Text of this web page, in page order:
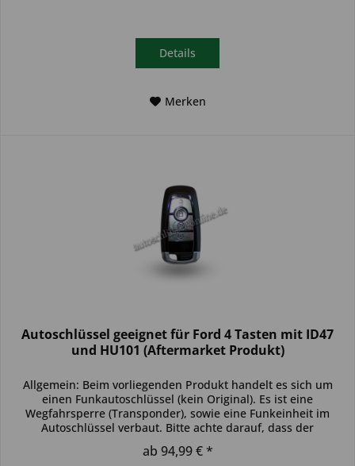
Details
Merken
Autoschlüssel geeignet für Ford 4 Tasten mit ID47
und HU101 (Aftermarket Produkt)
Allgemein: Beim vorliegenden Produkt handelt es sich um
einen Funkautoschlüssel (kein Original). Es ist eine
Wegfahrsperre (Transponder), sowie eine Funkeinheit im
Autoschlüssel verbaut. Bitte achte darauf, dass der
ab 94,99 € *